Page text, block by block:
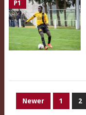
P1
PAGINATION
Newer 1 2